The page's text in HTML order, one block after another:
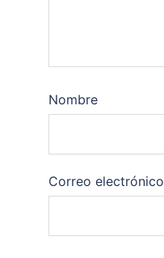
Nombre
Correo electrónico